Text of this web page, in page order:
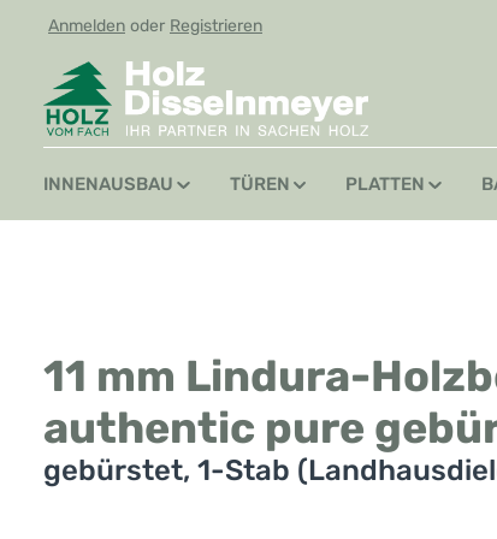
Hauptinhalt springen
Zur Suche springen
Zur Hauptnavigation springen
Anmelden oder Registrieren
INNENAUSBAU TÜREN PLATTEN
11 mm Lindura-
authentic pure
gebürstet, 1-Stab